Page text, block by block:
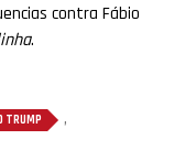
contra Fábio
.
TRUMP ,